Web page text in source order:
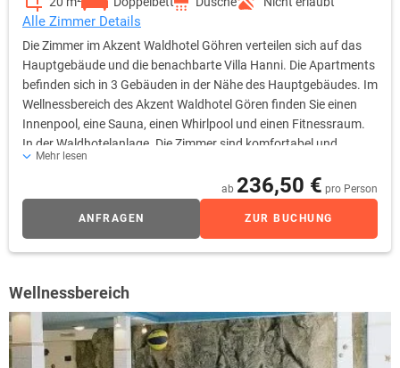
Alle Zimmer Details
Die Zimmer im Akzent Waldhotel Göhren verteilen sich auf das
Hauptgebäude und die benachbarte Villa Hanni. Die Apartments
befinden sich in 3 Gebäuden in der Nähe des Hauptgebäudes. Im
Wellnessbereich des Akzent Waldhotel Gören finden Sie einen
Innenpool, eine Sauna, einen Whirlpool und einen Fitnessraum.
In der Waldhotelanlage. Die Zimmer sind komfortabel und
individuell eingerichtet, so dass es Ihnen während eines
Aufenthaltes bei uns an nichts fehlen wird.
Mehr lesen
ab 236,50 € pro Person
ANFRAGEN ZUR BUCHUNG
Wellnessbereich